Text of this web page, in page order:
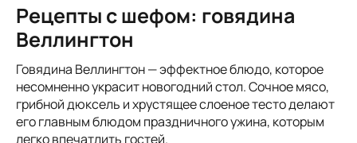
Рецепты с шефом: говядина
Веллингтон
Говядина Веллингтон — эффектное блюдо, которое
несомненно украсит новогодний стол. Сочное мясо,
грибной дюксель и хрустящее слоеное тесто делают
его главным блюдом праздничного ужина, которым
легко впечатлить гостей.